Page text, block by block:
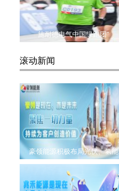
施耐德电气中国绿跑团”
滚动新闻
豪领能源积极布局光伏、氢能